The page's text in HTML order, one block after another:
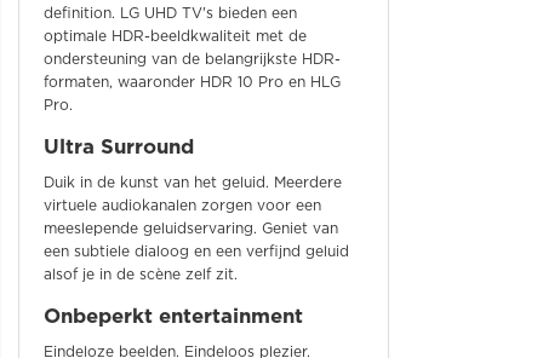
definition. LG UHD TV's bieden een
optimale HDR-beeldkwaliteit met de
ondersteuning van de belangrijkste HDR-
formaten, waaronder HDR 10 Pro en HLG
Pro.
Ultra Surround
Duik in de kunst van het geluid. Meerdere
virtuele audiokanalen zorgen voor een
meeslepende geluidservaring. Geniet van
een subtiele dialoog en een verfijnd geluid
alsof je in de scène zelf zit.
Onbeperkt entertainment
Eindeloze beelden. Eindeloos plezier.